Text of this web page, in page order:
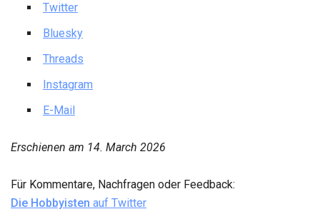
Twitter
Bluesky
Threads
Instagram
E-Mail
Erschienen am 14. March 2026
Für Kommentare, Nachfragen oder Feedback:
Die Hobbyisten auf Twitter